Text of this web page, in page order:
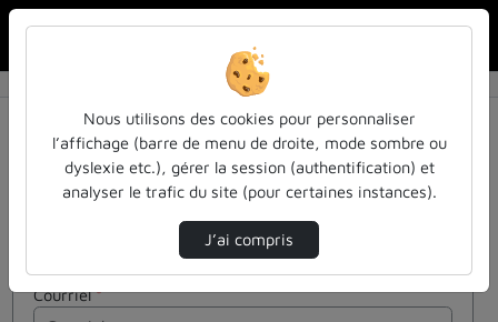
Contactez nous
Votre message
Courriel*
Cocher
cette case
si vous êtes
un humain
Nous utilisons des cookies pour personnaliser
l’affichage (barre de menu de droite, mode sombre ou
dyslexie etc.), gérer la session (authentification) et
analyser le trafic du site (pour certaines instances).
J’ai compris